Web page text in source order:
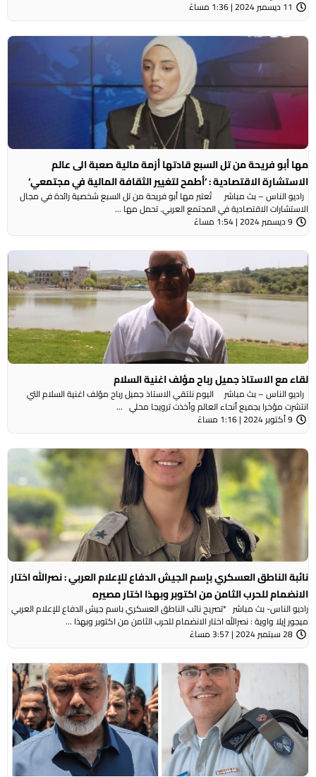
11 ديسمبر 2024 | 1:36 مساءً
مها أبو فريحة من تل السبع قادتها أزمة مالية صعبة الى عالم
الاستشارة الاقتصادية : ‘أطمح لتغيير الثقافة المالية في مجتمعي‘
راديو الناس – بث مباشر تُعتبر مها أبو فريحة من تل السبع شخصية رائدة في مجال
الاستشارات الاقتصادية في المجتمع العربي. تحمل مها ...
9 ديسمبر 2024 | 1:54 مساءً
لقاء مع الاستاذ جميل رباح مؤلف اغنية السلام
راديو الناس – بث مباشر اليوم نلتقي الاستاذ جميل رباح مؤلف اغنية السلام التي
انتشرت مؤخرا بجميع أنحاء العالم وأخذت ترويجا محلي ...
9 أكتوبر 2024 | 1:16 مساءً
نائبة الناطق العسكري بإسم الجيش الدفاع للإعلام العربي : نصرالله اختار
الانضمام للحرب الثامن من اكتوبر وبهذا اختار مصيره
راديو الناس- بث مباشر *تصريح نائب الناطق العسكري باسم جيش الدفاع للإعلام العربي
ميجور إيلا واوية : نصرالله اختار الانضمام للحرب الثامن من اكتوبر وبهذا ...
28 سبتمبر 2024 | 3:57 مساءً